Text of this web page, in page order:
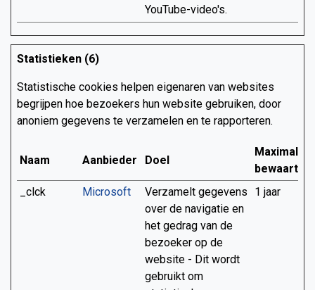
YouTube-video's.
Statistieken (6)
Statistische cookies helpen eigenaren van websites
begrijpen hoe bezoekers hun website gebruiken, door
anoniem gegevens te verzamelen en te rapporteren.
Naam Aanbieder Doel
Maximale
_clck
Microsoft
Verzamelt gegevens
over de navigatie en
het gedrag van de
bezoeker op de
website - Dit wordt
gebruikt om
1 jaar